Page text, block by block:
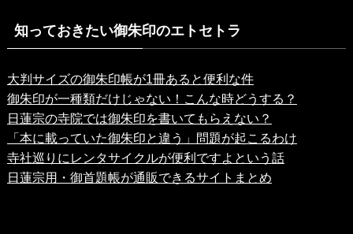
知っておきたい御朱印のエトセトラ
大判サイズの御朱印帳が1冊あると便利な件
御朱印が一種類だけじゃない！こんな時どうする？
日蓮宗の寺院では御朱印を書いてもらえない？
「本に載っていた御朱印と違う」問題が起こるわけ
寺社巡りにレンタサイクルが便利ですよという話
日蓮宗用・御首題帳が通販できるサイトまとめ